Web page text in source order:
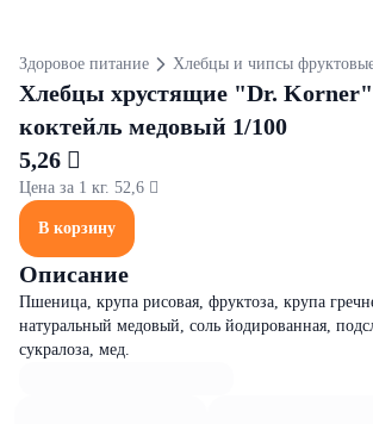
Здоровое питание Хлебцы и чипсы
Хлебцы хрустящие "Dr.
коктейль медовый 1/100
5,26 
Цена за 1 кг. 52,6 
В корзину
Описание
Пшеница, крупа рисовая, фруктоза, крупа
натуральный медовый, соль йодированная,
сукралоза, мед.